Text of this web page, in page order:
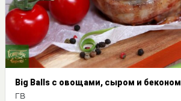
Big Balls с овощами, сыром и беконом
ГВ